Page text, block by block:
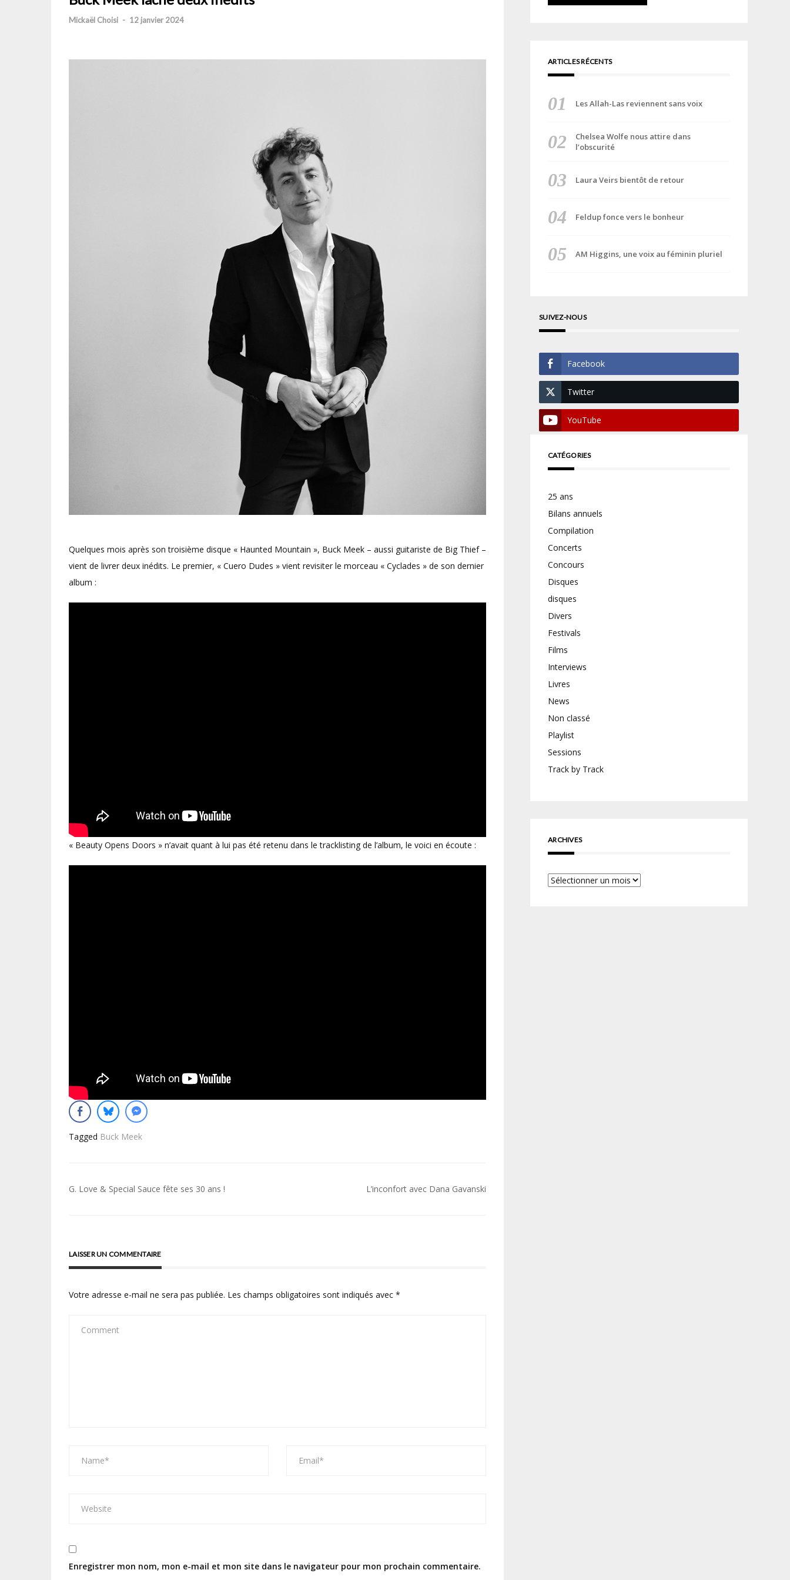
Mickaël Choisi - 12 janvier 2024
Quelques mois après son troisième disque « Haunted Mountain », Buck Meek – aussi guitariste de Big Thief –
vient de livrer deux inédits. Le premier, « Cuero Dudes » vient revisiter le morceau « Cyclades » de son dernier
album :
« Beauty Opens Doors » n’avait quant à lui pas été retenu dans le tracklisting de l’album, le voici en écoute :
Tagged Buck Meek
Navigation
G. Love & Special Sauce fête ses 30 ans ! L’inconfort avec Dana Gavanski
LAISSER UN COMMENTAIRE
Votre adresse e-mail ne sera pas publiée. Les champs obligatoires sont indiqués avec *
Enregistrer mon nom, mon e-mail et mon site dans le navigateur pour mon prochain commentaire.
ARTICLES RÉCENTS
Les Allah-Las reviennent sans voix
Chelsea Wolfe nous attire dans
l’obscurité
Laura Veirs bientôt de retour
Feldup fonce vers le bonheur
AM Higgins, une voix au féminin pluriel
SUIVEZ-NOUS
Facebook
Twitter
YouTube
CATÉGORIES
25 ans
Bilans annuels
Compilation
Concerts
Concours
Disques
disques
Divers
Festivals
Films
Interviews
Livres
News
Non classé
Playlist
Sessions
Track by Track
ARCHIVES
Archives